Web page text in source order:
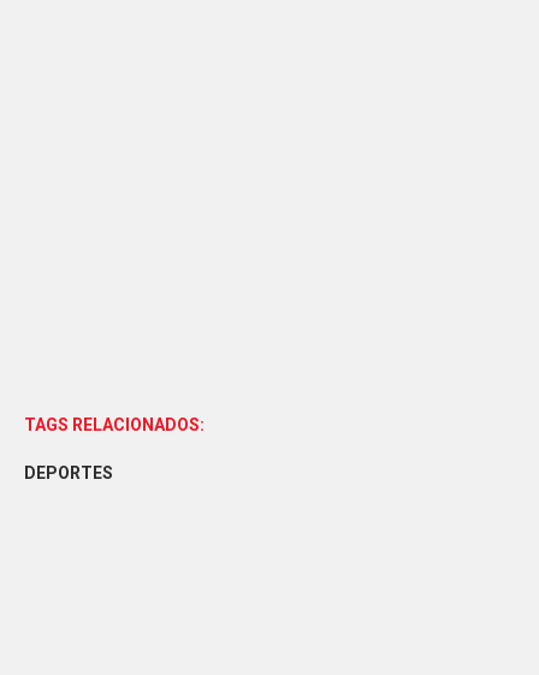
TAGS RELACIONADOS:
DEPORTES